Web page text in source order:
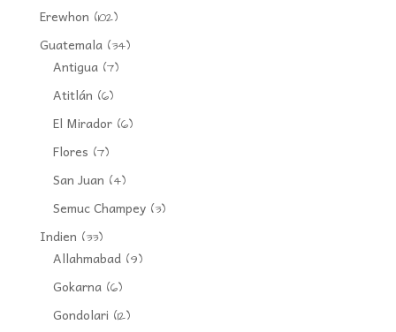
Erewhon (102)
Guatemala(34)
Antigua(7)
Atitlán (6)
El Mirador(6)
Flores (7)
San Juan (4)
Semuc Champey(3)
Indien (33)
Allahmabad(9)
Gokarna(6)
Gondolari (12)